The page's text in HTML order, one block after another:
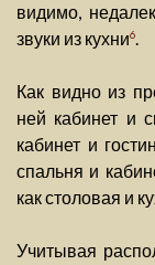
видимо,
звуки из кухни6.
Как видно из
ней кабинет и
кабинет и
спальня и
как столовая и
Учитывая